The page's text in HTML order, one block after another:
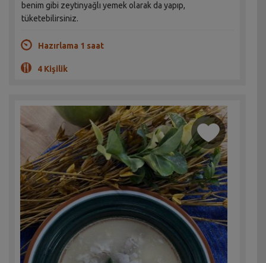
benim gibi zeytinyağlı yemek olarak da yapıp,
tüketebilirsiniz.
Hazırlama 1 saat
4 Kişilik